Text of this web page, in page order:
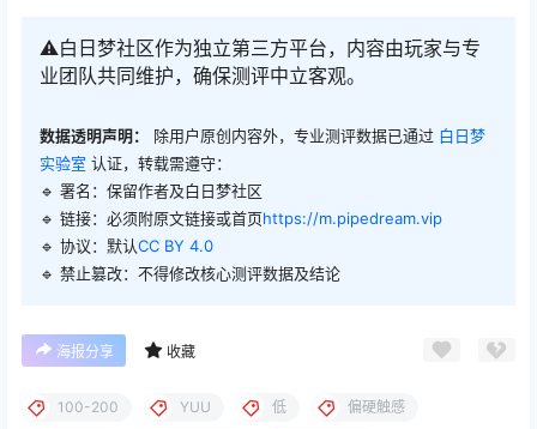
⚠️白日梦社区作为独立第三方平台，内容由玩家与专
业团队共同维护，确保测评中立客观。
数据透明声明： 除用户原创内容外，专业测评数据已通过 白日梦
实验室 认证，转载需遵守：
🔹 署名：保留作者及白日梦社区
🔹 链接：必须附原文链接或首页https://m.pipedream.vip
🔹 协议：默认CC BY 4.0
🔹 禁止篡改：不得修改核心测评数据及结论
海报分享 收藏
100-200 YUU 低 偏硬触感